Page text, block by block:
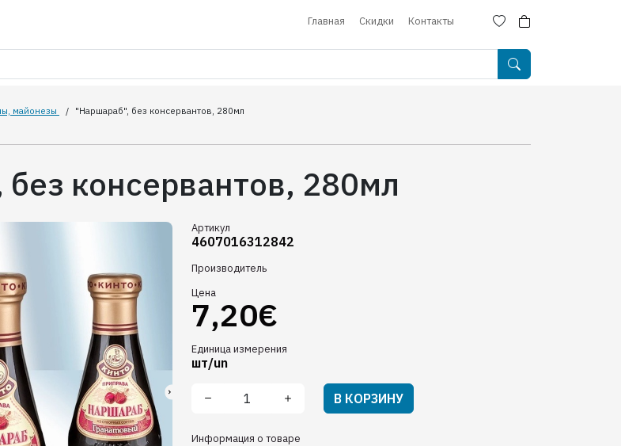
Главная Скидки Контакты
майонезы / "Наршараб", без консервантов, 280мл
консервантов, 280мл
Артикул
4607016312842
Производитель
Цена
7,20€
Единица измерения
шт/un
В КОРЗИНУ
Информация о товаре